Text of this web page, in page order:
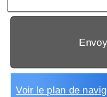
Voir le plan de